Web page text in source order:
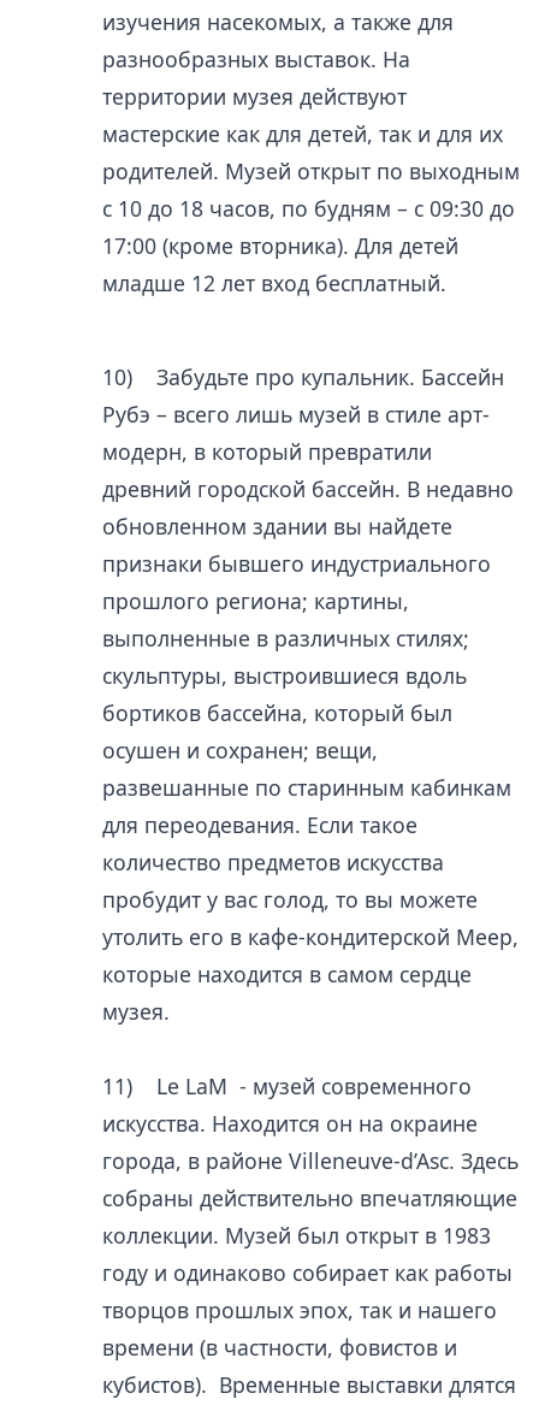
изучения насекомых, а также для
разнообразных выставок. На
территории музея действуют
мастерские как для детей, так и для их
родителей. Музей открыт по выходным
с 10 до 18 часов, по будням – с 09:30 до
17:00 (кроме вторника). Для детей
младше 12 лет вход бесплатный.
10) Забудьте про купальник. Бассейн
Рубэ – всего лишь музей в стиле арт-
модерн, в который превратили
древний городской бассейн. В недавно
обновленном здании вы найдете
признаки бывшего индустриального
прошлого региона; картины,
выполненные в различных стилях;
скульптуры, выстроившиеся вдоль
бортиков бассейна, который был
осушен и сохранен; вещи,
развешанные по старинным кабинкам
для переодевания. Если такое
количество предметов искусства
пробудит у вас голод, то вы можете
утолить его в кафе-кондитерской Меер,
которые находится в самом сердце
музея.
11) Le LaM - музей современного
искусства. Находится он на окраине
города, в районе Villeneuve-d’Asc. Здесь
собраны действительно впечатляющие
коллекции. Музей был открыт в 1983
году и одинаково собирает как работы
творцов прошлых эпох, так и нашего
времени (в частности, фовистов и
кубистов). Временные выставки длятся